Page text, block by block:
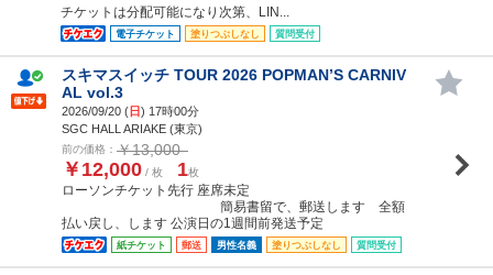
チケットは分配可能になり次第、LIN...
電子チケット 塗りつぶしなし 質問受付
スキマスイッチ TOUR 2026 POPMAN’S CARNIV
AL vol.3
2026/09/20 (日) 17時00分
SGC HALL ARIAKE (東京)
前の価格： ￥13,000
￥12,000 / 枚 1枚
ローソンチケット先行 座席未定
簡易書留で、郵送します 全額
払い戻し、します 公演日の1週間前発送予定
紙チケット 郵送 男性名義 塗りつぶしなし 質問受付